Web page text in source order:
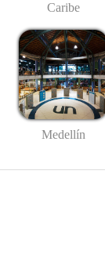
Caribe
Medellín